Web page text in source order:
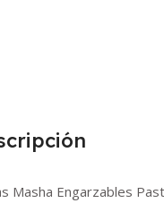
Masha Engarzables